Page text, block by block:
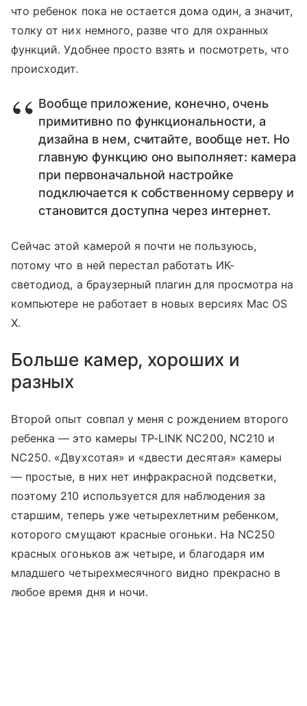
что ребенок пока не остается дома один, а значит,
толку от них немного, разве что для охранных
функций. Удобнее просто взять и посмотреть, что
происходит.
Вообще приложение, конечно, очень
примитивно по функциональности, а
дизайна в нем, считайте, вообще нет. Но
главную функцию оно выполняет: камера
при первоначальной настройке
подключается к собственному серверу и
становится доступна через интернет.
Сейчас этой камерой я почти не пользуюсь,
потому что в ней перестал работать ИК-
светодиод, а браузерный плагин для просмотра на
компьютере не работает в новых версиях Mac OS
X.
Больше камер, хороших и
разных
Второй опыт совпал у меня с рождением второго
ребенка — это камеры TP-LINK NC200, NC210 и
NC250. «Двухсотая» и «двести десятая» камеры
— простые, в них нет инфракрасной подсветки,
поэтому 210 используется для наблюдения за
старшим, теперь уже четырехлетним ребенком,
которого смущают красные огоньки. На NC250
красных огоньков аж четыре, и благодаря им
младшего четырехмесячного видно прекрасно в
любое время дня и ночи.